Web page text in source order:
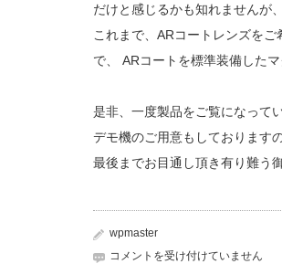
だけと感じるかも知れませんが
これまで、ARコートレンズを
で、 ARコートを標準装備した
是非、一度製品をご覧になって
デモ機のご用意もしておりますの
最後までお目通し頂き有り難う
wpmaster
新
コメントを受け付けていません